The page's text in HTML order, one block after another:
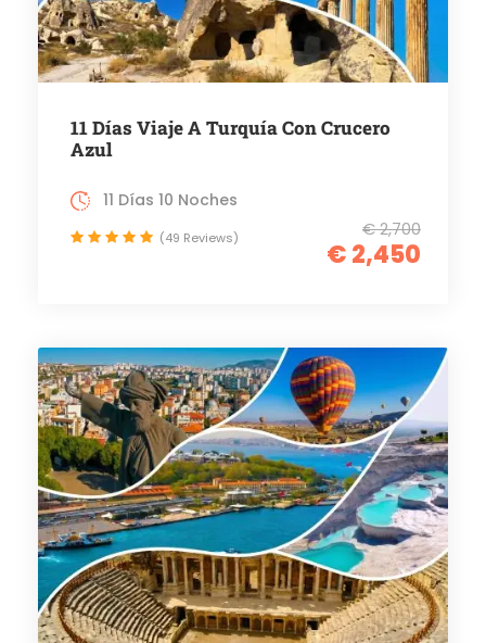
11 Días Viaje A Turquía Con Crucero
Azul
€ 2,700
€ 2,450
11 Días 10 Noches
(49 Reviews)